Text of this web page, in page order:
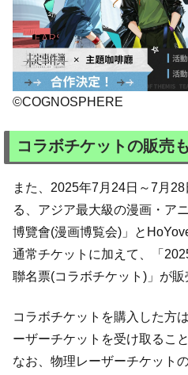
©COGNOSPHERE
コラボチケットの販売
また、2025年7月24日～7月
る、アジア最大級の漫画・ア
博覽會(漫画博覧会)」と
通常チケットに加えて、「
聯名票(コラボチケット)」が販
コラボチケットを購入した方
ーザーチケットを受け取るこ
なお、物理レーザーチケット